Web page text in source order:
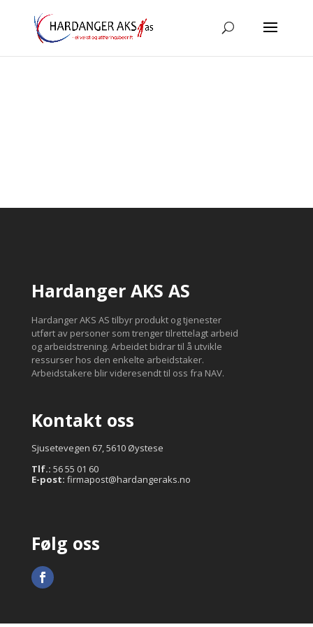
Hardanger AKS AS
Hardanger AKS AS tilbyr produkt og tjenester
utført av personer som trenger tilrettelagt arbeid
og arbeidstrening. Arbeidet bidrar til å utvikle
ressurser hos den enkelte arbeidstaker.
Arbeidstakere blir videresendt til oss fra NAV.
Kontakt oss
Sjusetevegen 67, 5610 Øystese
Tlf.: 56 55 01 60
E-post: firmapost@hardangeraks.no
Følg oss